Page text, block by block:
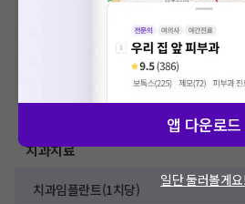
비급여 항목의 경우,
추가비용 등으로 실제
한 가격은 해당 의료기관에 직접 문의해주세요.
급여 항목의 경우, 건강보험심사평가원에 고
격입니다. (진료와 연관된 복합적인 비용이 추
산정될 수 있는 점 참고 바랍니다.)
VAT 포함
치과치료
치과임플란트(1치당)
앱 다운로드
일단 둘러볼게요!